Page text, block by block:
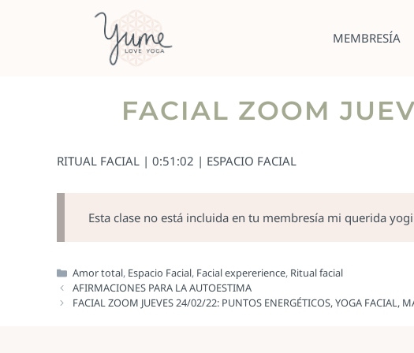
MEMBRESÍA
FACIAL ZOOM
RITUAL FACIAL | 0:51:02 | ESPACIO FACIAL
Esta clase no está incluida en tu membresía mi querida
Amor total, Espacio Facial, Facial expererience, Ritual facial
AFIRMACIONES PARA LA AUTOESTIMA
FACIAL ZOOM JUEVES 24/02/22: PUNTOS ENERGÉTICOS, YOGA FACIAL,